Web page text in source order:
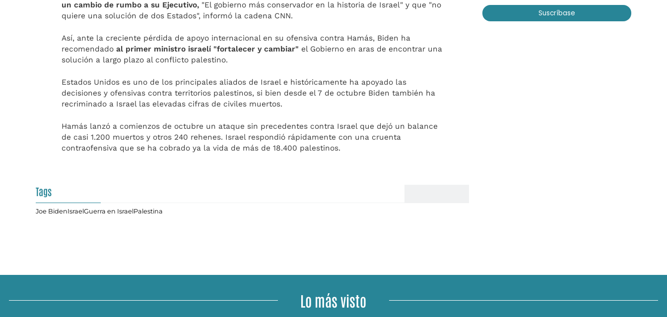
un cambio de rumbo a su Ejecutivo, "El gobierno más conservador en la historia de Israel" y que "no
quiere una solución de dos Estados", informó la cadena CNN.
Así, ante la creciente pérdida de apoyo internacional en su ofensiva contra Hamás, Biden ha
recomendadoal primer ministro israelí "fortalecer y cambiar" el Gobierno en aras de encontrar una
solución a largo plazo al conflicto palestino.
Estados Unidos es uno de los principales aliados de Israel e históricamente ha apoyado las
decisiones y ofensivas contra territorios palestinos, si bien desde el 7 de octubre Biden también ha
recriminado a Israel las elevadas cifras de civiles muertos.
Hamás lanzó a comienzos de octubre un ataque sin precedentes contra Israel que dejó un balance
de casi 1.200 muertos y otros 240 rehenes. Israel respondió rápidamente con una cruenta
contraofensiva que se ha cobrado ya la vida de más de 18.400 palestinos.
Tags
Joe BidenIsraelGuerra en IsraelPalestina
Suscríbase
Lo más visto